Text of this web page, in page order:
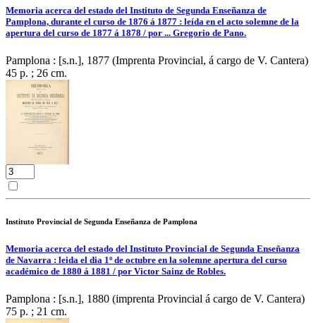
Memoria acerca del estado del Instituto de Segunda Enseñanza de
Pamplona, durante el curso de 1876 á 1877 : leída en el acto solemne de la
apertura del curso de 1877 á 1878 / por ... Gregorio de Pano.
Pamplona : [s.n.], 1877 (Imprenta Provincial, á cargo de V. Cantera)
45 p. ; 26 cm.
Instituto Provincial de Segunda Enseñanza de Pamplona
Memoria acerca del estado del Instituto Provincial de Segunda Enseñanza
de Navarra : leida el dia 1º de octubre en la solemne apertura del curso
académico de 1880 á 1881 / por Victor Sainz de Robles.
Pamplona : [s.n.], 1880 (imprenta Provincial á cargo de V. Cantera)
75 p. ; 21 cm.